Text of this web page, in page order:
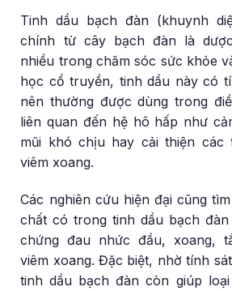
Tinh dầu bạch đàn (khuynh
chính từ cây bạch đàn là
nhiều trong chăm sóc sức khỏe
học cổ truyền, tinh dầu này có
nên thường được dùng trong
liên quan đến hệ hô hấp như
mũi khó chịu hay cải thiện các
viêm xoang.
Các nghiên cứu hiện đại cũng
chất có trong tinh dầu bạch
chứng đau nhức đầu, xoang,
viêm xoang. Đặc biệt, nhờ tính
tinh dầu bạch đàn còn giúp